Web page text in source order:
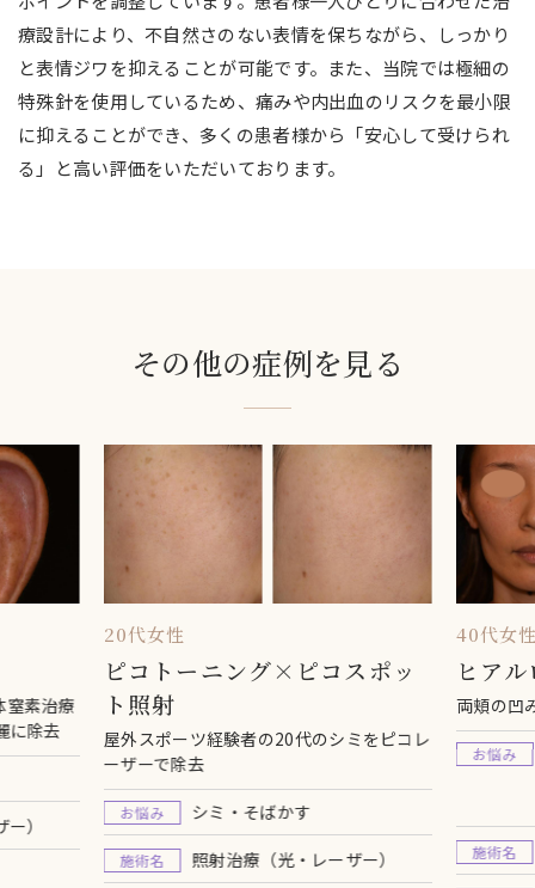
療設計により、不自然さのない表情を保ちながら、しっかり
と表情ジワを抑えることが可能です。また、当院では極細の
特殊針を使用しているため、痛みや内出血のリスクを最小限
に抑えることができ、多くの患者様から「安心して受けられ
る」と高い評価をいただいております。
その他の症例を見る
窒素治療
に除去
）
20代女性
ピコトーニング×ピコスポッ
ト照射
屋外スポーツ経験者の20代のシミをピコレ
ーザーで除去
お悩み シミ・そばかす
施術名 照射治療（光・レーザー）
40代女性
ヒア
両頬の凹
お悩み
施術名